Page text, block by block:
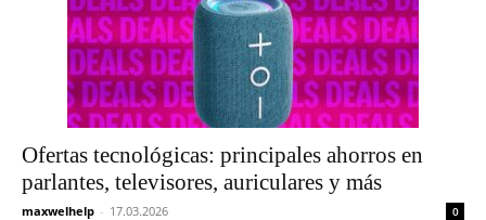
Ofertas tecnológicas: principales ahorros en
parlantes, televisores, auriculares y más
maxwelhelp - 17.03.2026 0